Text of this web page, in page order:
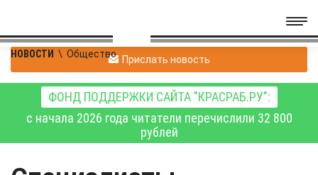
НОВОСТИ \ Общество Прислать новость
ФОНД ПОДДЕРЖКИ САЙТА "КРАСРАБ.РУ":
с начала 2026 года читатели перечислили 32 800
рублей